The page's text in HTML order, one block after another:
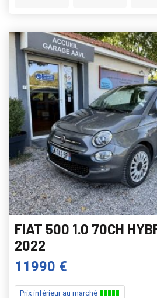
FIAT 500 1.0 70CH
2022
11990 €
Prix inférieur au marché